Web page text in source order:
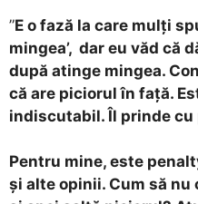
”E o fază la care mulți
mingea’, dar eu văd că
după atinge mingea.
că are piciorul în față.
indiscutabil. Îl prinde cu
Pentru mine, este
și alte opinii. Cum să